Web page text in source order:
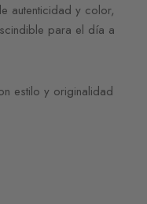
autenticidad y color,
para el día a
estilo y originalidad